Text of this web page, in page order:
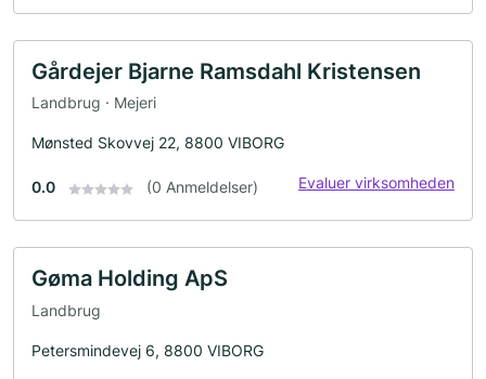
Gårdejer Bjarne Ramsdahl Kristensen
Landbrug · Mejeri
Mønsted Skovvej 22, 8800 VIBORG
0.0 (0 Anmeldelser) Evaluer virksomheden
Gøma Holding ApS
Landbrug
Petersmindevej 6, 8800 VIBORG